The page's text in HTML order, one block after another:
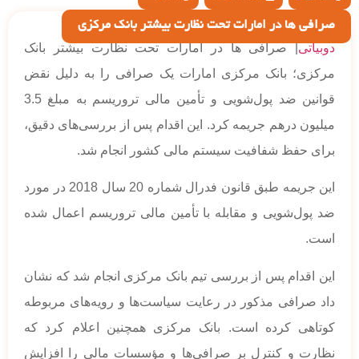
صرافی ها در امارات تحت نظارت بیشتر بانک مرکزی
دوبیاتی| صرافی ها در امارات تحت نظارت بیشتر بانک
مرکزی؛ بانک مرکزی امارات یک صرافی را به دلیل نقض
قوانین ضد پول‌شویی و تأمین مالی تروریسم به مبلغ 3.5
میلیون درهم جریمه کرد. این اقدام پس از بررسی‌های دقیق،
برای حفظ شفافیت سیستم مالی کشور انجام شد.
این جریمه طبق قانون فدرال شماره 20 سال 2018 در مورد
ضد پول‌شویی و مقابله با تأمین مالی تروریسم اعمال شده
است.
این اقدام پس از بررسی تیم بانک مرکزی انجام شد که نشان
داد صرافی مذکور در رعایت سیاست‌ها و رویه‌های مربوطه
کوتاهی کرده است. بانک مرکزی همچنین اعلام کرد که
نظارت و کنترل بر صرافی‌ها و مؤسسات مالی را افزایش